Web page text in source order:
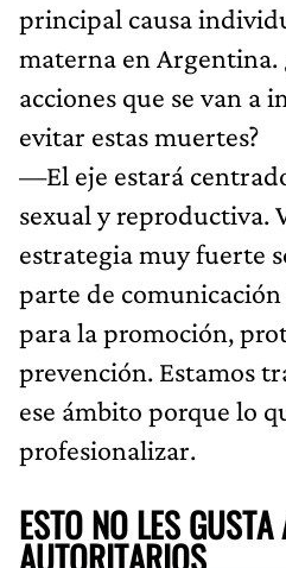
principal causa
materna en Argentina.
acciones que se van a
evitar estas muertes?
—El eje estará
sexual y reproductiva.
estrategia muy fuerte
parte de comunicación
para la promoción,
prevención. Estamos
ese ámbito porque lo
profesionalizar.
ESTO NO LES
AUTORITARIOS